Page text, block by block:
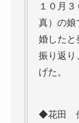
１０月
真）の娘
婚したと
振り返り
げた。
◆花田 優